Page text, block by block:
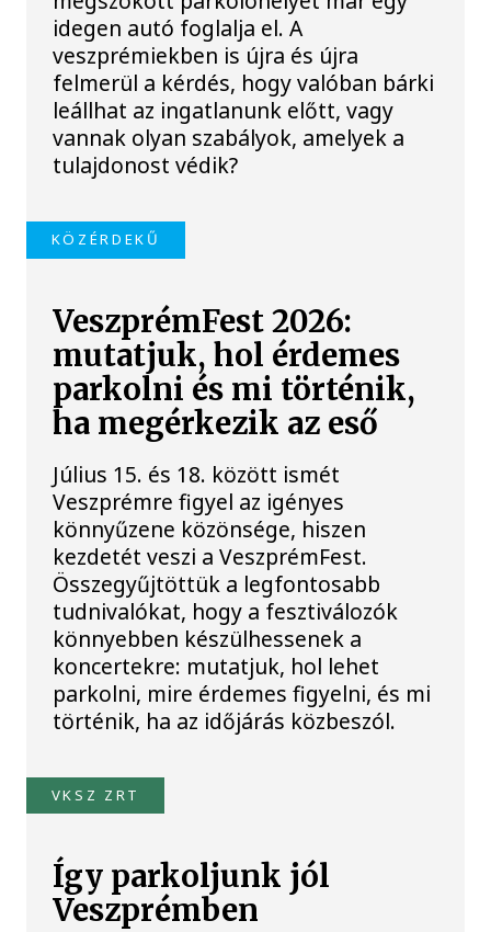
idegen autó foglalja el. A
veszprémiekben is újra és újra
felmerül a kérdés, hogy valóban bárki
leállhat az ingatlanunk előtt, vagy
vannak olyan szabályok, amelyek a
tulajdonost védik?
KÖZÉRDEKŰ
VeszprémFest 2026:
mutatjuk, hol érdemes
parkolni és mi történik,
ha megérkezik az eső
Július 15. és 18. között ismét
Veszprémre figyel az igényes
könnyűzene közönsége, hiszen
kezdetét veszi a VeszprémFest.
Összegyűjtöttük a legfontosabb
tudnivalókat, hogy a fesztiválozók
könnyebben készülhessenek a
koncertekre: mutatjuk, hol lehet
parkolni, mire érdemes figyelni, és mi
történik, ha az időjárás közbeszól.
VKSZ ZRT
Így parkoljunk jól
Veszprémben